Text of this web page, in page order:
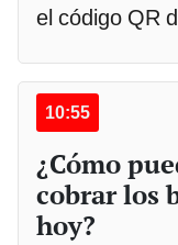
el código QR
10:55
¿Cómo
cobrar los
hoy?